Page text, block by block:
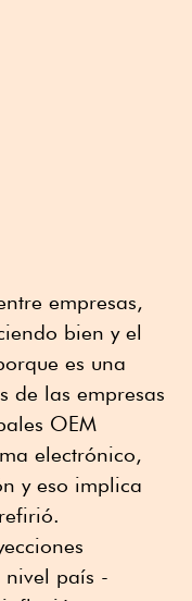
empresas,
bien y el
es una
de las empresas
OEM
electrónico,
y eso implica
nivel país -